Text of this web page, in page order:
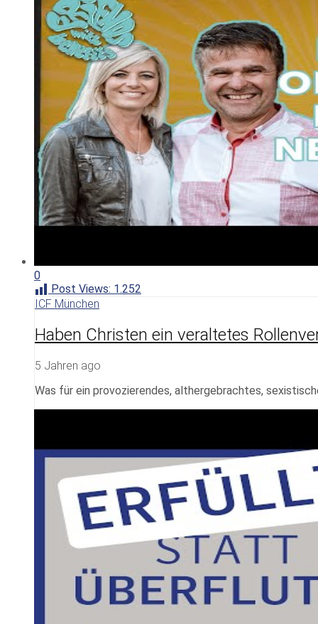
0
Post Views: 1.252
ICF München
Haben Christen ein veraltetes
5 Jahren ago
Was für ein provozierendes, althergebrachtes,